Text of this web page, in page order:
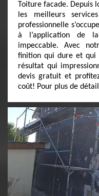
Toiture facade. Depuis
les meilleurs
professionnelle
à l’application de
impeccable. Avec
finition qui dure et qui
résultat qui
devis gratuit et
coût! Pour plus de